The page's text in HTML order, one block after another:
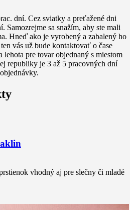
dní. Cez sviatky a preťažené dni
Samozrejme sa snažím, aby ste mali
Hneď ako je vyrobený a zabalený ho
vás už bude kontaktovať o čase
pre tovar objednaný s miestom
republiky je 3 až 5 pracovných dní
vhodný aj pre slečny či mladé